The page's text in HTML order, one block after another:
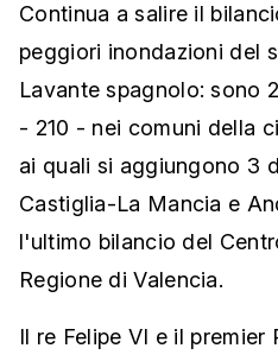
Continua a salire il
peggiori inondazioni del
Lavante spagnolo: sono
- 210 - nei comuni della
ai quali si aggiungono 3
Castiglia-La Mancia e
l'ultimo bilancio del
Regione di Valencia.
Il re Felipe VI e il premier